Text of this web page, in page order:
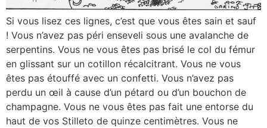
Si vous lisez ces lignes, c’est que vous êtes sain et sauf
! Vous n’avez pas péri enseveli sous une avalanche de
serpentins. Vous ne vous êtes pas brisé le col du fémur
en glissant sur un cotillon récalcitrant. Vous ne vous
êtes pas étouffé avec un confetti. Vous n’avez pas
perdu un œil à cause d’un pétard ou d’un bouchon de
champagne. Vous ne vous êtes pas fait une entorse du
haut de vos Stilleto de quinze centimètres. Vous ne